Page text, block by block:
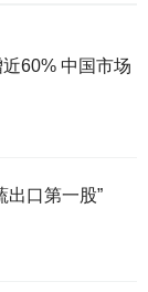
60% 中国市场
出口第一股”